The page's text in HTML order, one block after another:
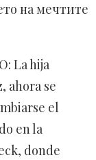
на мечтите
La hija
ahora se
el
en la
donde